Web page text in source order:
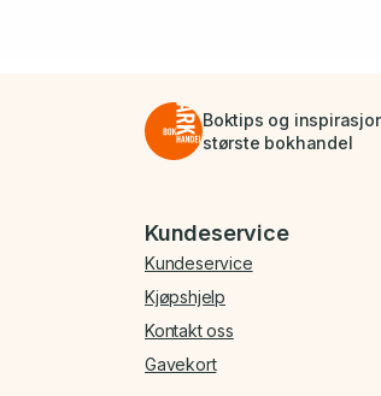
Boktips og
største bokhandel
Bunnmeny
Kundeservice
Kundeservice
Kjøpshjelp
Kontakt oss
Gavekort